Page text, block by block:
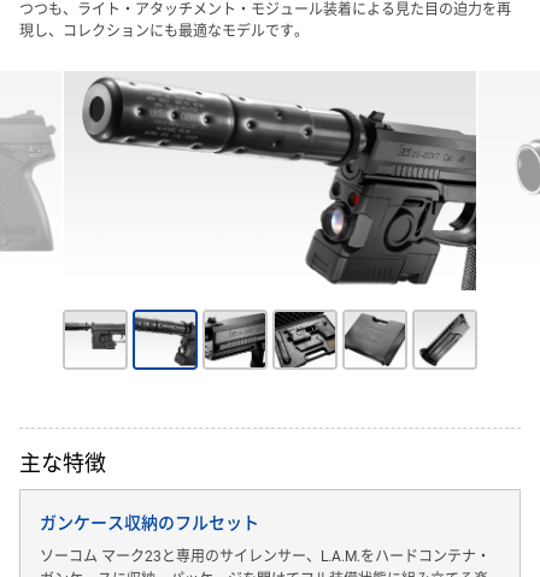
つつも、ライト・アタッチメント・モジュール装着による見た目の迫力を再
現し、コレクションにも最適なモデルです。
主な特徴
ガンケース収納のフルセット
ソーコム マーク23と専用のサイレンサー、L.A.M.をハードコンテナ・